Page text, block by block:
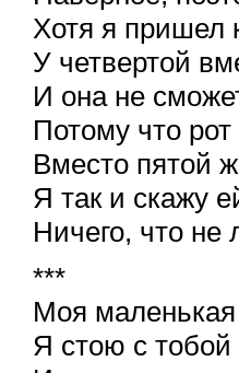
Хотя я пришел
У четвертой
И она не
Потому что
Вместо пятой
Я так и скажу
Ничего, что
***
Моя
Я стою с тобой